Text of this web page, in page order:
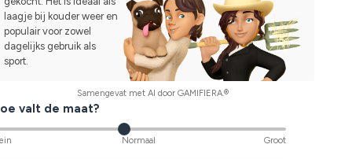
laagje bij kouder weer en
populair voor zowel
dagelijks gebruik als
sport.
Samengevat met AI door GAMIFIERA.®
valt de maat?
Normaal Groot